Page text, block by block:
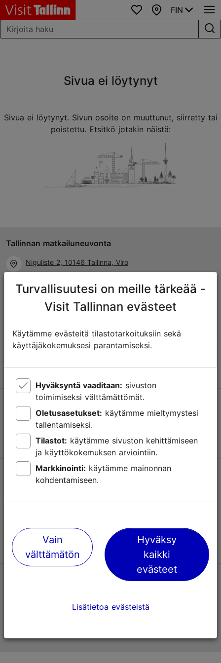
SuosikitKartta
FIN
Sivua ei löytynyt
Sivua ei löytynyt. Sivun osoite on muuttunut, siirretty tai
poistettu. Etsitkö jotakin näistä:
Tallinnan matkailuneuvonta
Niguliste 2, 10146 Tallinna, Viro
+372 645 7777
info@visittallinn.ee
Tallinnassa tapahtuu
Saa tietoa tulevista tapahtumista, uusista nähtävyyksistä,
erikoistarjouksista ja paljosta muusta.
Tuki
Ota yhteyttä
Viron virallinen matkailusivusto
Turvallisuutesi on meille tärkeää -
Visit Tallinnan evästeet
Käytämme evästeitä tilastotarkoituksiin sekä
käyttäjäkokemuksesi parantamiseksi.
Hyväksyntä vaaditaan:
toimimiseksi välttämättömät.
Oletusasetukset:
tallentamiseksi.
Tilastot:
ja käyttökokemuksen arviointiin.
Markkinointi:
kohdentamiseen.
Vain
välttämätön
Hyväksy
kaikki
evästeet
Lisätietoa evästeistä